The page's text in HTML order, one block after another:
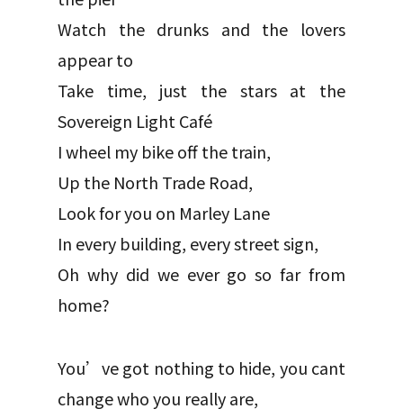
Watch the drunks and the lovers
appear to
Take time, just the stars at the
Sovereign Light Café
I wheel my bike off the train,
Up the North Trade Road,
Look for you on Marley Lane
In every building, every street sign,
Oh why did we ever go so far from
home?
You’ve got nothing to hide, you cant
change who you really are,